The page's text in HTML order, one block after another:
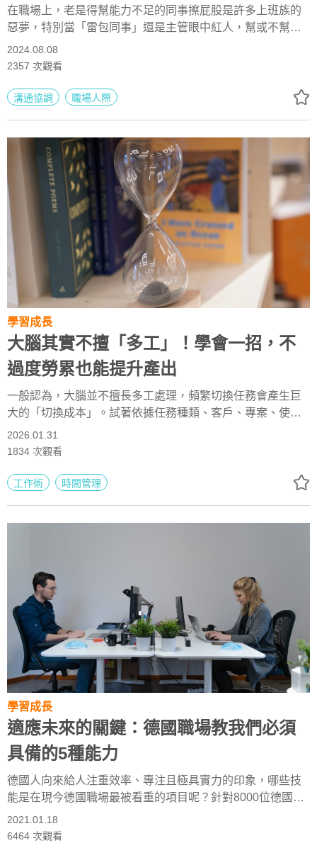
在職場上，老是得幫能力不足的同事擦屁股是許多上班族的
惡夢，特別當「雷包同事」還是主管眼中紅人，幫或不幫真
的是個難題。面臨自己忙不完的業務和出包連連的主管愛
將，究竟該不該伸出援手？美國工程師分享超實用「暗黑職
2024.08.08
2357 次觀看
溝通協調 職場人際
學習成長
大腦其實不擅「多工」！學會一招，不
過度勞累也能提升產出
一般認為，大腦並不擅長多工處理，頻繁切換任務會產生巨
大的「切換成本」。試著依據任務種類、客戶、專案、使用
工具來分類，將同類別任務一起處理，就能在不過度勞累的
情況下達成高效率產能。本文節錄自《節省工時的100種方
2026.01.31
1834 次觀看
工作術 時間管理
學習成長
適應未來的關鍵：德國職場教我們必須
具備的5種能力
德國人向來給人注重效率、專注且極具實力的印象，哪些技
能是在現今德國職場最被看重的項目呢？針對8000位德國企
業人士的調查指出，有5項能力是未來職場上務必要具備的。
2021.01.18
6464 次觀看